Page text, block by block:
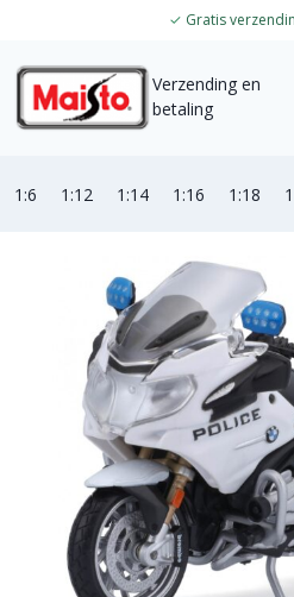
✓ Gratis
Verzending en
betaling
1:6 1:12 1:14 1:16 1:18